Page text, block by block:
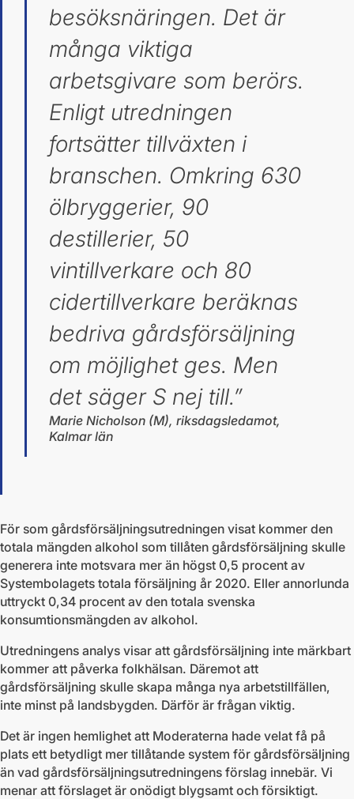
besöksnäringen. Det är
många viktiga
arbetsgivare som berörs.
Enligt utredningen
fortsätter tillväxten i
branschen. Omkring 630
ölbryggerier, 90
destillerier, 50
vintillverkare och 80
cidertillverkare beräknas
bedriva gårdsförsäljning
om möjlighet ges. Men
det säger S nej till.”
Marie Nicholson (M), riksdagsledamot,
Kalmar län
För som gårdsförsäljningsutredningen visat kommer den
totala mängden alkohol som tillåten gårdsförsäljning skulle
generera inte motsvara mer än högst 0,5 procent av
Systembolagets totala försäljning år 2020. Eller annorlunda
uttryckt 0,34 procent av den totala svenska
konsumtionsmängden av alkohol.
Utredningens analys visar att gårdsförsäljning inte märkbart
kommer att påverka folkhälsan. Däremot att
gårdsförsäljning skulle skapa många nya arbetstillfällen,
inte minst på landsbygden. Därför är frågan viktig.
Det är ingen hemlighet att Moderaterna hade velat få på
plats ett betydligt mer tillåtande system för gårdsförsäljning
än vad gårdsförsäljningsutredningens förslag innebär. Vi
menar att förslaget är onödigt blygsamt och försiktigt.